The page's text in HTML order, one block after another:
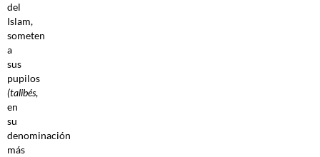
del
Islam,
someten
a
sus
pupilos
(talibés,
en
su
denominación
más